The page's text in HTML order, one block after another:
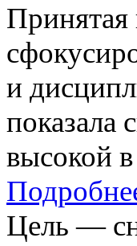
Принятая
и
показала
высокой
Цель —